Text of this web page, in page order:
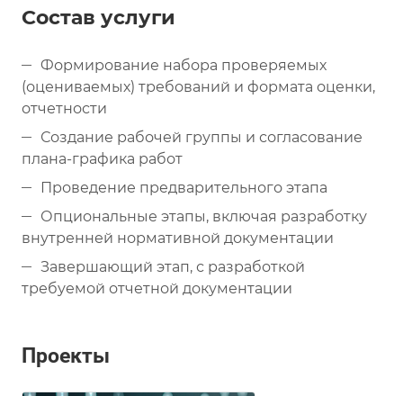
Состав услуги
Формирование набора проверяемых
(оцениваемых) требований и формата оценки,
отчетности
Создание рабочей группы и согласование
плана-графика работ
Проведение предварительного этапа
Опциональные этапы, включая разработку
внутренней нормативной документации
Завершающий этап, с разработкой
требуемой отчетной документации
Проекты